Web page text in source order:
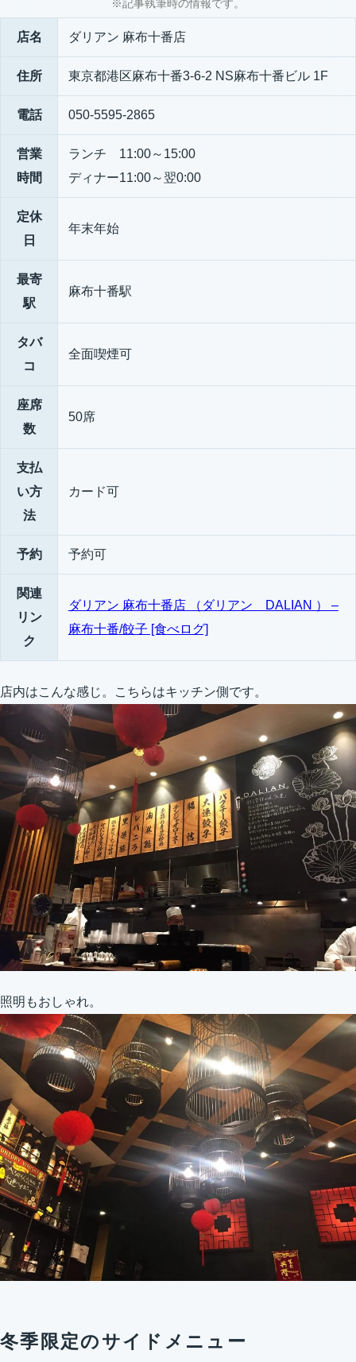
※記事執筆時の情報です。
店名 ダリアン 麻布十番店
住所 東京都港区麻布十番3-6-2 NS麻布十番ビル 1F
電話 050-5595-2865
営業
時間
ランチ 11:00～15:00
ディナー11:00～翌0:00
定休
日
年末年始
最寄
駅
麻布十番駅
タバ
コ
全面喫煙可
座席
数
50席
支払
い方
法
カード可
予約 予約可
関連
リン
ク
ダリアン 麻布十番店 （ダリアン DALIAN ） –
麻布十番/餃子 [食べログ]
店内はこんな感じ。こちらはキッチン側です。
照明もおしゃれ。
冬季限定のサイドメニュー